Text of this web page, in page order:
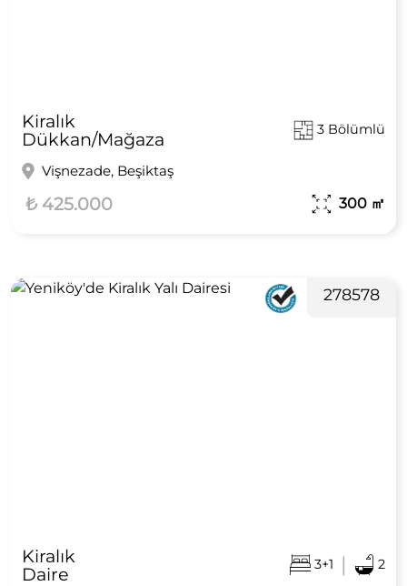
Kiralık
Dükkan/Mağaza
3 Bölümlü
Vişnezade, Beşiktaş
₺ 425.000 300 ㎡
278578
Kiralık
Daire
3+1 | 2